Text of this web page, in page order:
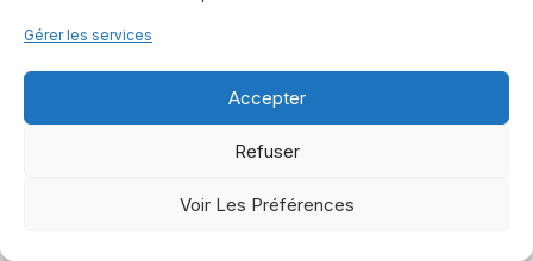
Gérer les services
Accepter
Refuser
Voir Les Préférences
protections noires pour un ensemble joyeux mais encore
Ces configurations montrent qu’il suffit souvent de peu de
choses pour créer une identité visuelle forte. En restant
attentif à la robe, à la discipline et à l’usage du tapis,
esthétique, pratique et respectueuse du cheval.